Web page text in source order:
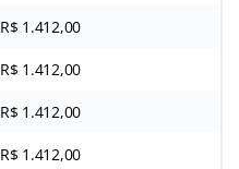
R$ 1.412,00
R$ 1.412,00
R$ 1.412,00
R$ 1.412,00